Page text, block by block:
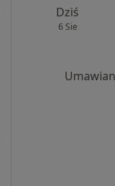
Dziś
6 Sie